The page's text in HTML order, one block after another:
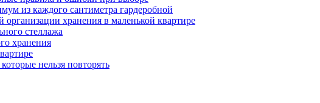
из каждого сантиметра гардеробной
хранения в маленькой квартире
стеллажа
хранения
нельзя повторять